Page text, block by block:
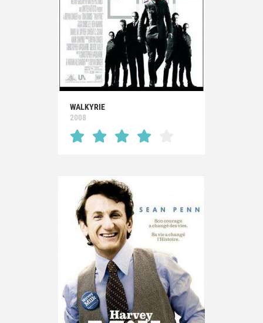
WALKYRIE
2008